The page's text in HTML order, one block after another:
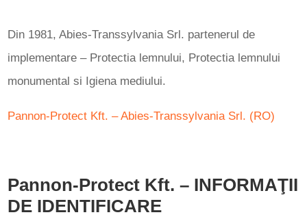
Din 1981, Abies-Transsylvania Srl. partenerul de
implementare – Protectia lemnului, Protectia lemnului
monumental si Igiena mediului.
Pannon-Protect Kft. – Abies-Transsylvania Srl. (RO)
Pannon-Protect Kft. – INFORMAŢII
DE IDENTIFICARE